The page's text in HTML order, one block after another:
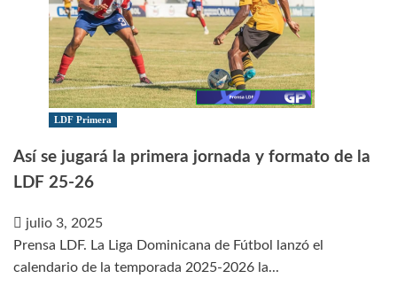
en
el
mundo
entero
ante
los
de
final
Mundial
de
Clubes
LDF Primera
Así se jugará la primera jornada y formato de la
LDF 25-26
julio 3, 2025
Prensa LDF. La Liga Dominicana de Fútbol lanzó el
calendario de la temporada 2025-2026 la...